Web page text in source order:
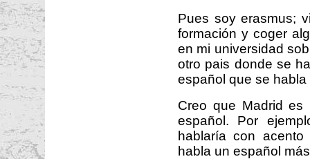
Pues soy erasmus;
formación y coger
en mi universidad
otro pais donde se
español que se habla
Creo que Madrid
español. Por
hablaría con
habla un español